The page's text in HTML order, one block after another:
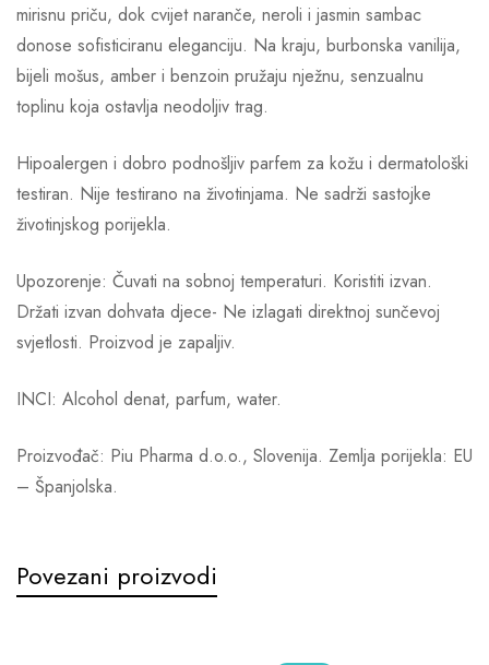
mirisnu priču, dok cvijet naranče, neroli i jasmin sambac
donose sofisticiranu eleganciju. Na kraju, burbonska vanilija,
bijeli mošus, amber i benzoin pružaju nježnu, senzualnu
toplinu koja ostavlja neodoljiv trag.
Hipoalergen i dobro podnošljiv parfem za kožu i dermatološki
testiran. Nije testirano na životinjama. Ne sadrži sastojke
životinjskog porijekla.
Upozorenje: Čuvati na sobnoj temperaturi. Koristiti izvan.
Držati izvan dohvata djece- Ne izlagati direktnoj sunčevoj
svjetlosti. Proizvod je zapaljiv.
INCI: Alcohol denat, parfum, water.
Proizvođač: Piu Pharma d.o.o., Slovenija. Zemlja porijekla: EU
– Španjolska.
Povezani proizvodi